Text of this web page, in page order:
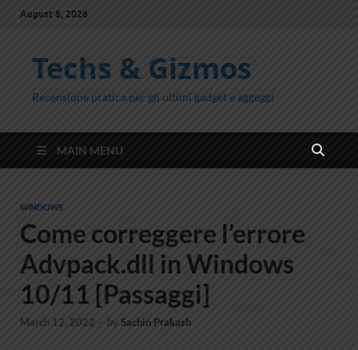
August 8, 2026
Techs & Gizmos
Recensione pratica per gli ultimi gadget e aggeggi
MAIN MENU
WINDOWS
Come correggere l’errore
Advpack.dll in Windows
10/11 [Passaggi]
March 12, 2022 - by Sachin Prakash